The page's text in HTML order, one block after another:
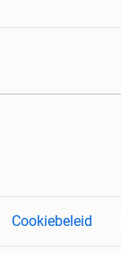
Cookiebeleid